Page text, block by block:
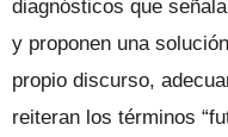
diagnósticos que
y proponen una
propio discurso,
reiteran los términos